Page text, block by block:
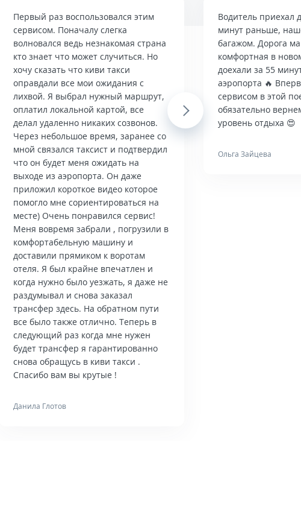
Первый раз воспользовался этим
сервисом. Поначалу слегка
волновался ведь незнакомая страна
кто знает что может случиться. Но
хочу сказать что киви такси
оправдали все мои ожидания с
лихвой. Я выбрал нужный маршрут,
оплатил локальной картой, все
делал удаленно никаких созвонов.
Через небольшое время, заранее со
мной связался таксист и подтвердил
что он будет меня ожидать на
выходе из аэропорта. Он даже
приложил короткое видео которое
помогло мне сориентироваться на
месте) Очень понравился сервис!
Меня вовремя забрали , погрузили в
комфортабельную машину и
доставили прямиком к воротам
отеля. Я был крайне впечатлен и
когда нужно было уезжать, я даже не
раздумывал и снова заказал
трансфер здесь. На обратном пути
все было также отлично. Теперь в
следующий раз когда мне нужен
будет трансфер я гарантированно
снова обращусь в киви такси .
Спасибо вам вы крутые !
Данила Глотов
Водитель приехал
минут раньше,
багажом. Дорога
комфортная в
доехали за 55
аэропорта 🔥
сервисом в этой
обязательно
уровень отдыха 😍
Ольга Зайцева
Next